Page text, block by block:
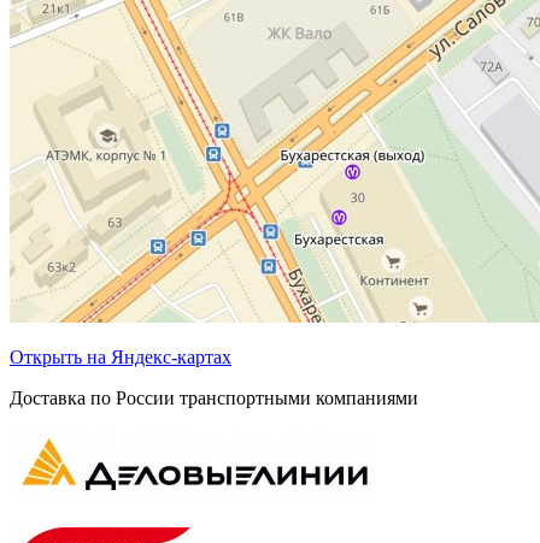
Открыть на Яндекс-картах
Доставка по России транспортными компаниями